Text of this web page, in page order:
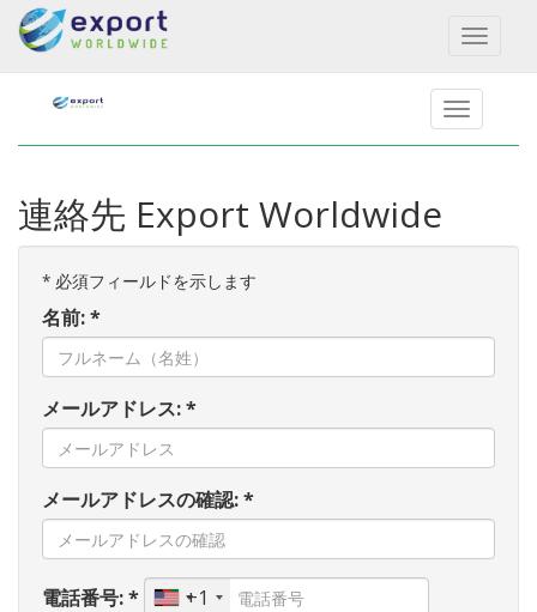
Toggle
連絡先 Export Worldwide
* 必須フィールドを示します
名前: *
メールアドレス: *
メールアドレスの確認: *
電話番号: *
+1